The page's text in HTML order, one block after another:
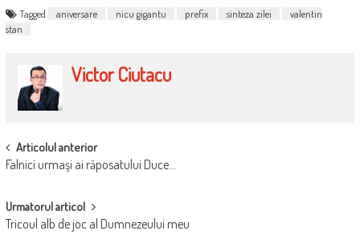
Tagged aniversare nicu gigantu prefix sinteza zilei
valentin
stan
Victor Ciutacu
POST
NAVIGATION
Articolul anterior
Falnici urmaşi ai răposatului Duce…
Urmatorul articol
Tricoul alb de joc al Dumnezeului meu